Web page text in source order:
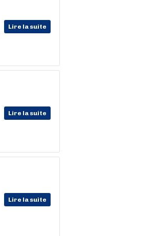
Lire la suite
Lire la suite
Lire la suite